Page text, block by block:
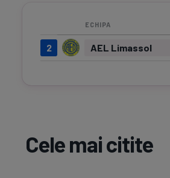
ECHIPA
2 AEL Limassol
Cele mai citite